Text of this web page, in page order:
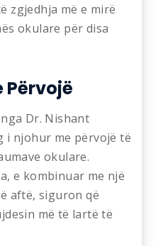
zgjedhja më e mirë
okulare për disa
Përvojë
Dr. Nishant
i njohur me përvojë të
okulare.
e kombinuar me një
aftë, siguron që
më të lartë të